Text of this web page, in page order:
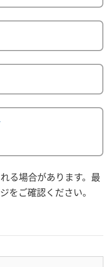
る場合があります。最
をご確認ください。